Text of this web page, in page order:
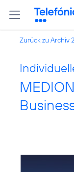
Zurück zu Archiv